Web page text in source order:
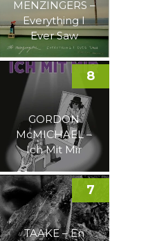
MENZINGERS –
Everything I
Ever Saw
GORDON
McMICHAEL –
Ich Mit Mir
8
TAAKE – En
7